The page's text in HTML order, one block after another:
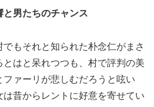
と男たちのチャンス
もそれと知られた朴念仁がまさ
はと呆れつつも、村で評判の美
ファーリが悲しむだろうと呟い
昔からレントに好意を寄せてい